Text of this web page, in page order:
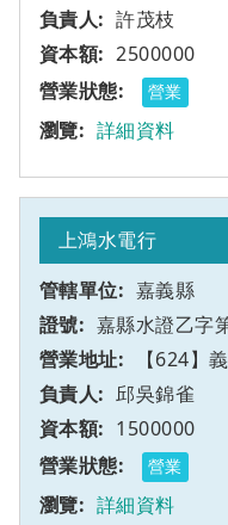
許茂枝
2500000
營業
詳細資料
上鴻水電行
嘉義縣
嘉縣水證乙字
【624】
邱吳錦雀
1500000
營業
詳細資料